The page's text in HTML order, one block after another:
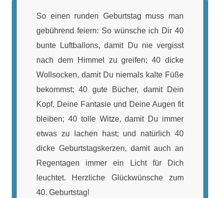
So einen runden Geburtstag muss man
gebührend feiern: So wünsche ich Dir 40
bunte Luftballons, damit Du nie vergisst
nach dem Himmel zu greifen; 40 dicke
Wollsocken, damit Du niemals kalte Füße
bekommst; 40 gute Bücher, damit Dein
Kopf, Deine Fantasie und Deine Augen fit
bleiben; 40 tolle Witze, damit Du immer
etwas zu lachen hast; und natürlich 40
dicke Geburtstagskerzen, damit auch an
Regentagen immer ein Licht für Dich
leuchtet. Herzliche Glückwünsche zum
40. Geburtstag!